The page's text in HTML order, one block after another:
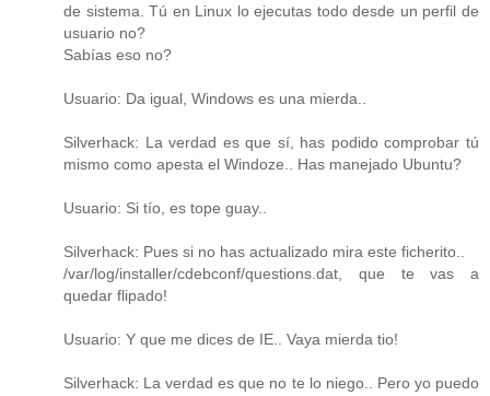
de sistema. Tú en Linux lo ejecutas todo desde un perfil de
usuario no?
Sabías eso no?
Usuario: Da igual, Windows es una mierda..
Silverhack: La verdad es que sí, has podido comprobar tú
mismo como apesta el Windoze.. Has manejado Ubuntu?
Usuario: Si tío, es tope guay..
Silverhack: Pues si no has actualizado mira este ficherito..
/var/log/installer/cdebconf/questions.dat, que te vas a
quedar flipado!
Usuario: Y que me dices de IE.. Vaya mierda tio!
Silverhack: La verdad es que no te lo niego.. Pero yo puedo